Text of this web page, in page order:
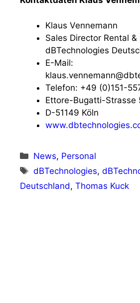
Klaus Vennemann
Sales Director Rental &
dBTechnologies
E-Mail:
Telefon: +49 (0)151-
Ettore-Bugatti-Strasse
D-51149 Köln
Kategorien
News, Personal
Schlagwörter
dBTechnologies,
Deutschland, Thomas Kuck